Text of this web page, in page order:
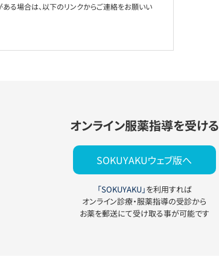
る場合は、以下のリンクからご連絡をお願いい
オンライン服薬指導を受ける
SOKUYAKUウェブ版へ
「SOKUYAKU」を利用すれば
オンライン診療・服薬指導の受診から
お薬を郵送にて受け取る事が可能です